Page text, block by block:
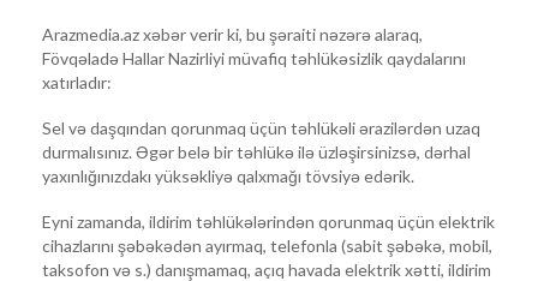
Arazmedia.az xəbər verir ki, bu şəraiti nəzərə alaraq,
Fövqəladə Hallar Nazirliyi müvafiq təhlükəsizlik qaydalarını
xatırladır:
Sel və daşqından qorunmaq üçün təhlükəli ərazilərdən uzaq
durmalısınız. Əgər belə bir təhlükə ilə üzləşirsinizsə, dərhal
yaxınlığınızdakı yüksəkliyə qalxmağı tövsiyə edərik.
Eyni zamanda, ildirim təhlükələrindən qorunmaq üçün elektrik
cihazlarını şəbəkədən ayırmaq, telefonla (sabit şəbəkə, mobil,
taksofon və s.) danışmamaq, açıq havada elektrik xətti, ildirim